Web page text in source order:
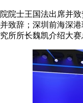
院士王国法出席并
致辞；深圳前海深
所所长魏凯介绍大赛